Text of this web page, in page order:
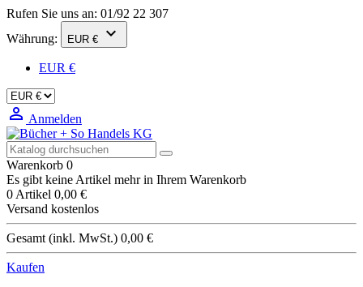
Rufen Sie uns an: 01/92 22 307
Währung:
EUR € 
EUR €
 Anmelden
Warenkorb 0
Es gibt keine Artikel mehr in Ihrem Warenkorb
0 Artikel 0,00 €
Versand kostenlos
Gesamt (inkl. MwSt.) 0,00 €
Kaufen